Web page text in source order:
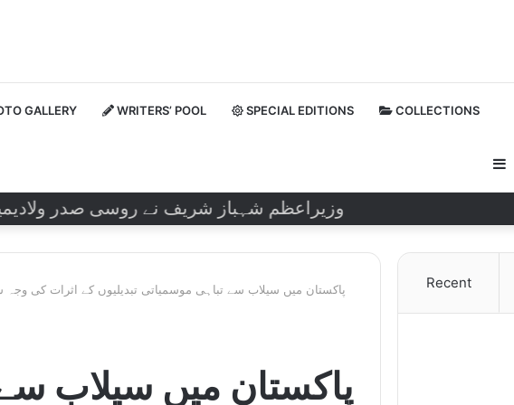
GALLERY WRITERS’ POOL SPECIAL EDITIONS COLLECTIONS
وزیراعظم شہباز شریف نے روسی صدر ولادیمیر
پاکستان میں سیلاب سے تباہی موسمیاتی تبدیلیوں کے اثرات کی وجہ
پاکستان میں سیلاب
Recent